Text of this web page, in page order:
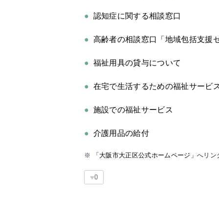
● 認知症に関する相談窓口
● 高齢者の相談窓口「地域包括支援
● 福祉用具の貸与について
● 在宅で生活するための福祉サービ
● 施設での福祉サービス
● 介護用品の給付
※ 「大阪市大正区公式ホームページ」へリン
♥0